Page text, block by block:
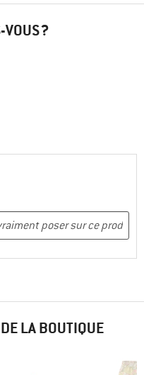
VOUS ?
LA BOUTIQUE